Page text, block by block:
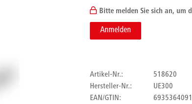
Bitte melden Sie sich an, um
Anmelden
Artikel-Nr.:
518620
Hersteller-Nr.:
UE300
EAN/GTIN: